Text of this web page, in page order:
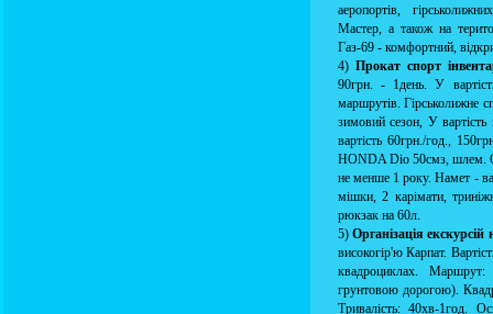
аеропортів,
Мастер, а також на
Газ-69 - комфортний,
4) Прокат спорт
90грн. - 1день. У
маршрутів. Гірськолижне
зимовий сезон, У
вартість 60грн./год.,
HONDA Dio 50смз, шлем.
не менше 1 року. Намет -
мішки, 2 карімати,
рюкзак на 60л.
5) Організація
високогір'ю Карпат.
квадроциклах.
грунтовою дорогою).
Тривалість: 40хв-1год.